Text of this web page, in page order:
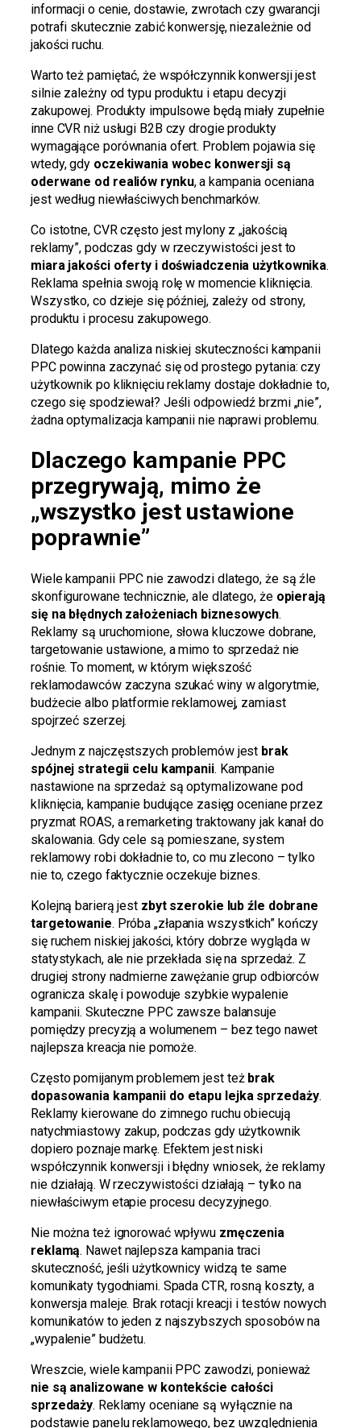
informacji o cenie, dostawie, zwrotach czy gwarancji
potrafi skutecznie zabić konwersję, niezależnie od
jakości ruchu.
Warto też pamiętać, że współczynnik konwersji jest
silnie zależny od typu produktu i etapu decyzji
zakupowej. Produkty impulsowe będą miały zupełnie
inne CVR niż usługi B2B czy drogie produkty
wymagające porównania ofert. Problem pojawia się
wtedy, gdy oczekiwania wobec konwersji są
oderwane od realiów rynku, a kampania oceniana
jest według niewłaściwych benchmarków.
Co istotne, CVR często jest mylony z „jakością
reklamy”, podczas gdy w rzeczywistości jest to
miara jakości oferty i doświadczenia użytkownika.
Reklama spełnia swoją rolę w momencie kliknięcia.
Wszystko, co dzieje się później, zależy od strony,
produktu i procesu zakupowego.
Dlatego każda analiza niskiej skuteczności kampanii
PPC powinna zaczynać się od prostego pytania: czy
użytkownik po kliknięciu reklamy dostaje dokładnie to,
czego się spodziewał? Jeśli odpowiedź brzmi „nie”,
żadna optymalizacja kampanii nie naprawi problemu.
Dlaczego kampanie PPC
przegrywają, mimo że
„wszystko jest ustawione
poprawnie”
Wiele kampanii PPC nie zawodzi dlatego, że są źle
skonfigurowane technicznie, ale dlatego, że opierają
się na błędnych założeniach biznesowych.
Reklamy są uruchomione, słowa kluczowe dobrane,
targetowanie ustawione, a mimo to sprzedaż nie
rośnie. To moment, w którym większość
reklamodawców zaczyna szukać winy w algorytmie,
budżecie albo platformie reklamowej, zamiast
spojrzeć szerzej.
Jednym z najczęstszych problemów jest brak
spójnej strategii celu kampanii. Kampanie
nastawione na sprzedaż są optymalizowane pod
kliknięcia, kampanie budujące zasięg oceniane przez
pryzmat ROAS, a remarketing traktowany jak kanał do
skalowania. Gdy cele są pomieszane, system
reklamowy robi dokładnie to, co mu zlecono – tylko
nie to, czego faktycznie oczekuje biznes.
Kolejną barierą jest zbyt szerokie lub źle dobrane
targetowanie. Próba „złapania wszystkich” kończy
się ruchem niskiej jakości, który dobrze wygląda w
statystykach, ale nie przekłada się na sprzedaż. Z
drugiej strony nadmierne zawężanie grup odbiorców
ogranicza skalę i powoduje szybkie wypalenie
kampanii. Skuteczne PPC zawsze balansuje
pomiędzy precyzją a wolumenem – bez tego nawet
najlepsza kreacja nie pomoże.
Często pomijanym problemem jest też brak
dopasowania kampanii do etapu lejka sprzedaży.
Reklamy kierowane do zimnego ruchu obiecują
natychmiastowy zakup, podczas gdy użytkownik
dopiero poznaje markę. Efektem jest niski
współczynnik konwersji i błędny wniosek, że reklamy
nie działają. W rzeczywistości działają – tylko na
niewłaściwym etapie procesu decyzyjnego.
Nie można też ignorować wpływu zmęczenia
reklamą. Nawet najlepsza kampania traci
skuteczność, jeśli użytkownicy widzą te same
komunikaty tygodniami. Spada CTR, rosną koszty, a
konwersja maleje. Brak rotacji kreacji i testów nowych
komunikatów to jeden z najszybszych sposobów na
„wypalenie” budżetu.
Wreszcie, wiele kampanii PPC zawodzi, ponieważ
nie są analizowane w kontekście całości
sprzedaży. Reklamy oceniane są wyłącznie na
podstawie panelu reklamowego, bez uwzględnienia